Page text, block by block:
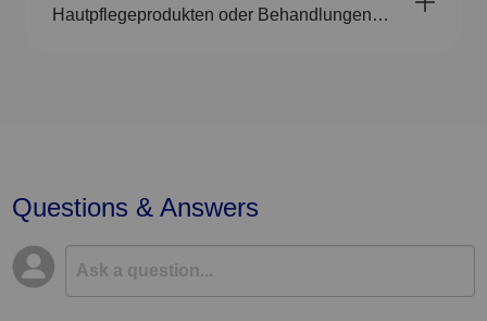
Hautpflegeprodukten oder Behandlungen
Questions & Answers